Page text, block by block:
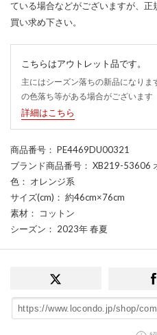
ている場合などがございますが、
買い求め下さい。
こちらはアウトレット品です。
主にはシーズン落ちの新品になり
の色落ち等がある場合がございます
詳細はこちら
商品番号 ： PE4469DU00321
ブランド商品番号 ： XB219-53606
色 ： オレンジ系
サイズ(cm) ： 約46cm×76cm
素材 ： コットン
シーズン ： 2023年 春夏